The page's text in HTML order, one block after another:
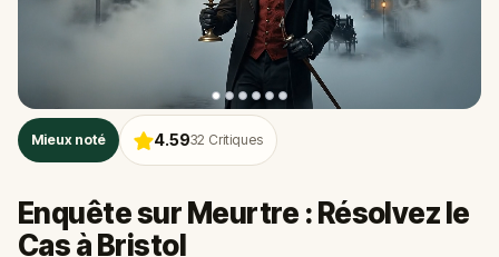
Mieux noté 4.5932 Critiques
Enquête sur Meurtre : Résolvez le
Cas à Bristol